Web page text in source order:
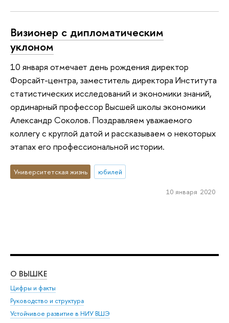
Визионер с дипломатическим
уклоном
10 января отмечает день рождения директор
Форсайт-центра, заместитель директора Института
статистических исследований и экономики знаний,
ординарный профессор Высшей школы экономики
Александр Соколов. Поздравляем уважаемого
коллегу с круглой датой и рассказываем о некоторых
этапах его профессиональной истории.
Университетская жизнь юбилей
10 января 2020
О ВЫШКЕ
Цифры и факты
Руководство и структура
Устойчивое развитие в НИУ ВШЭ